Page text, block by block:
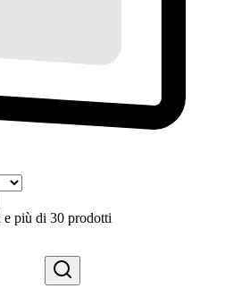
e più di 30 prodotti